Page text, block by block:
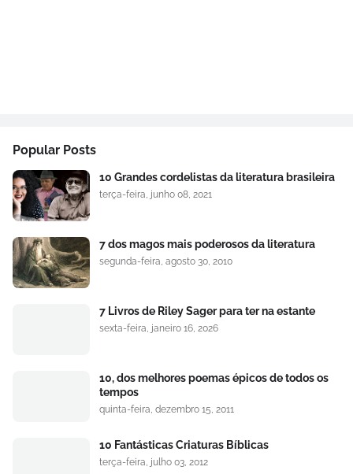
Popular Posts
10 Grandes cordelistas da literatura brasileira
terça-feira, junho 08, 2021
7 dos magos mais poderosos da literatura
segunda-feira, agosto 30, 2010
7 Livros de Riley Sager para ter na estante
sexta-feira, janeiro 16, 2026
10, dos melhores poemas épicos de todos os
tempos
quinta-feira, dezembro 15, 2011
10 Fantásticas Criaturas Bíblicas
terça-feira, julho 03, 2012